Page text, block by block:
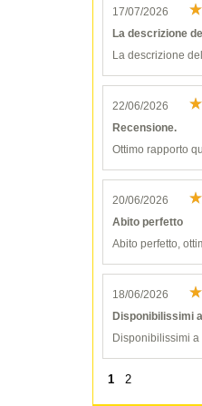
17/07/2026
La descrizione
La descrizione
22/06/2026
Recensione.
Ottimo rapporto
20/06/2026
Abito perfetto
Abito perfetto,
18/06/2026
Disponibilissimi
Disponibilissimi
1 2